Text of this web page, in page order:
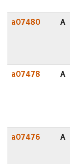
a07480 A
a07478 A
a07476 A